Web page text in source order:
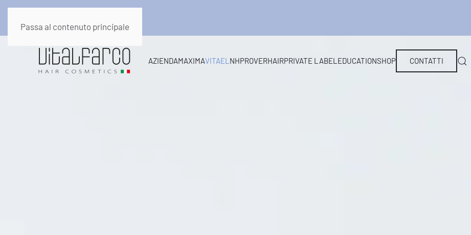
Passa al contenuto principale
AZIENDAMAXIMAVITAEL NHPROVERHAIRPRIVATE LABEL EDUCATIONSHOP CONTATTI